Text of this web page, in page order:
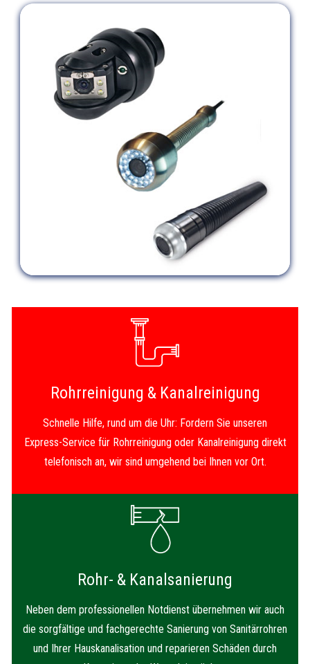
Rohrreinigung & Kanalreinigung
Schnelle Hilfe, rund um die Uhr: Fordern Sie unseren
Express-Service für Rohrreinigung oder Kanalreinigung direkt
telefonisch an, wir sind umgehend bei Ihnen vor Ort.
Rohr- & Kanalsanierung
Neben dem professionellen Notdienst übernehmen wir auch
die sorgfältige und fachgerechte Sanierung von Sanitärrohren
und Ihrer Hauskanalisation und reparieren Schäden durch